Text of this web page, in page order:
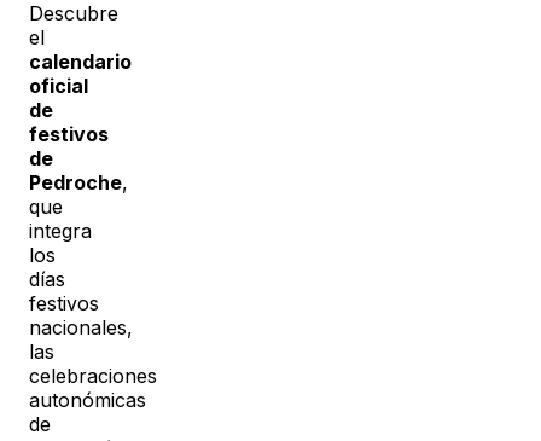
Descubre
el
calendario
oficial
de
festivos
de
Pedroche,
que
integra
los
días
festivos
nacionales,
las
celebraciones
autonómicas
de